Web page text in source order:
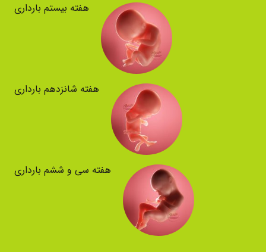
هفته بیستم بارداری
هفته شانزدهم بارداری
هفته سی و ششم بارداری